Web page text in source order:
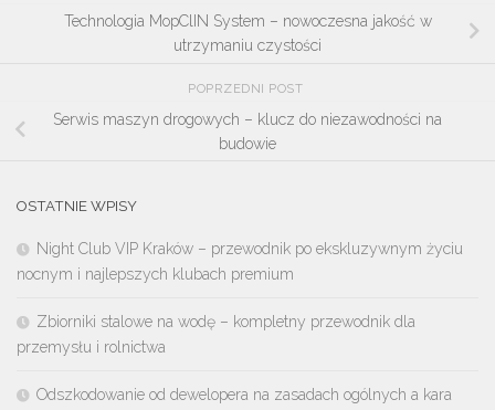
Technologia MopClIN System – nowoczesna jakość w
utrzymaniu czystości
POPRZEDNI POST
Serwis maszyn drogowych – klucz do niezawodności na
budowie
OSTATNIE WPISY
Night Club VIP Kraków – przewodnik po ekskluzywnym życiu
nocnym i najlepszych klubach premium
Zbiorniki stalowe na wodę – kompletny przewodnik dla
przemysłu i rolnictwa
Odszkodowanie od dewelopera na zasadach ogólnych a kara